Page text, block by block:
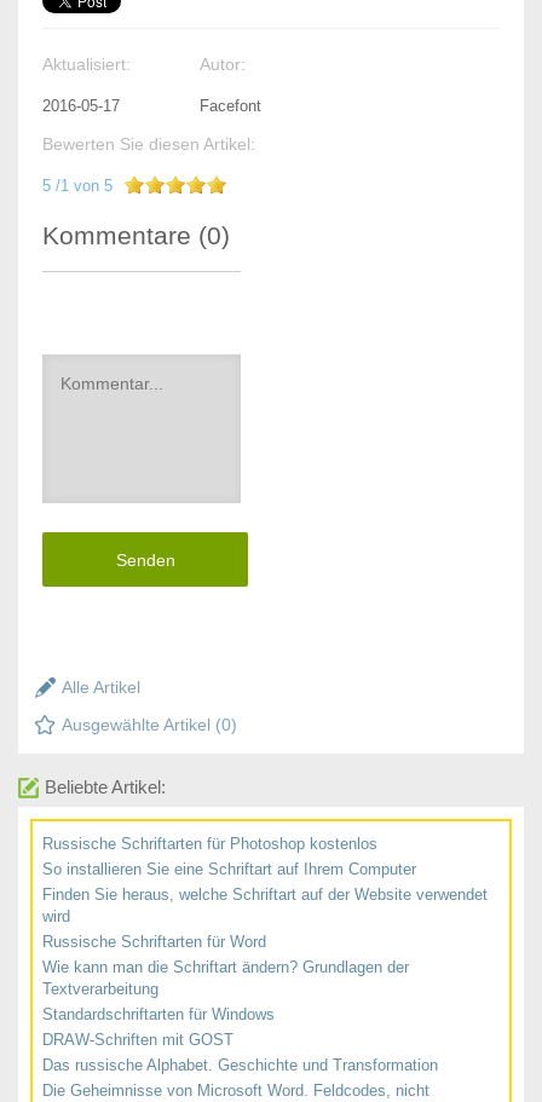
Aktualisiert:
2016-05-17
Autor:
Facefont
Bewerten Sie diesen Artikel:
5 /1 von 5
Kommentare (0)
Senden
Alle Artikel
Ausgewählte Artikel (0)
Beliebte Artikel:
Russische Schriftarten für Photoshop kostenlos
So installieren Sie eine Schriftart auf Ihrem Computer
Finden Sie heraus, welche Schriftart auf der Website verwendet
wird
Russische Schriftarten für Word
Wie kann man die Schriftart ändern? Grundlagen der
Textverarbeitung
Standardschriftarten für Windows
DRAW-Schriften mit GOST
Das russische Alphabet. Geschichte und Transformation
Die Geheimnisse von Microsoft Word. Feldcodes, nicht